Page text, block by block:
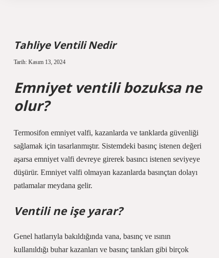
Tahliye Ventili Nedir
Tarih: Kasım 13, 2024
Emniyet ventili bozuksa ne
olur?
Termosifon emniyet valfi, kazanlarda ve tanklarda güvenliği
sağlamak için tasarlanmıştır. Sistemdeki basınç istenen değeri
aşarsa emniyet valfi devreye girerek basıncı istenen seviyeye
düşürür. Emniyet valfi olmayan kazanlarda basınçtan dolayı
patlamalar meydana gelir.
Ventili ne işe yarar?
Genel hatlarıyla bakıldığında vana, basınç ve ısının
kullanıldığı buhar kazanları ve basınç tankları gibi birçok